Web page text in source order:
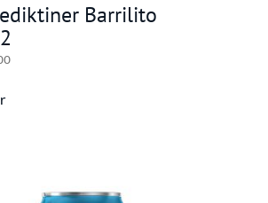
Barrilito